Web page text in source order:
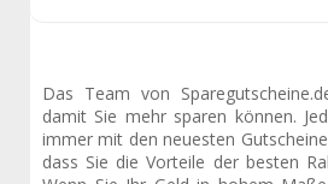
Das Team von
damit Sie mehr sparen können.
immer mit den neuesten
dass Sie die Vorteile der besten